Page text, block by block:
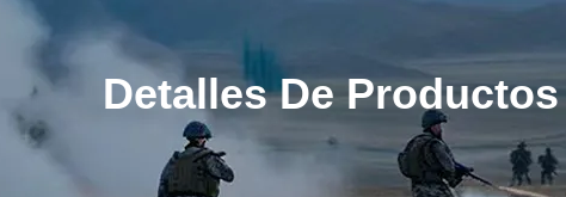
Detalles De Productos